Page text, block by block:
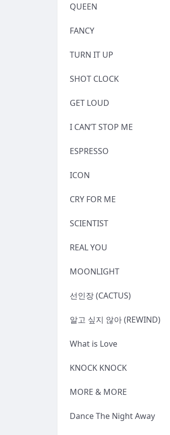
QUEEN
FANCY
TURN IT UP
SHOT CLOCK
GET LOUD
I CAN’T STOP ME
ESPRESSO
ICON
CRY FOR ME
SCIENTIST
REAL YOU
MOONLIGHT
선인장 (CACTUS)
알고 싶지 않아 (REWIND)
What is Love
KNOCK KNOCK
MORE & MORE
Dance The Night Away